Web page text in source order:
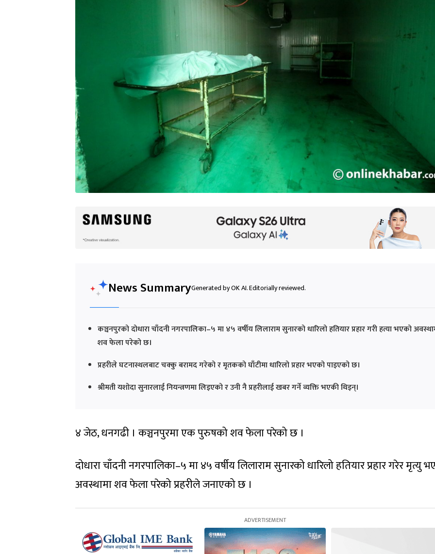
News SummaryGenerated by OK AI. Editorially reviewed.
कञ्चनपुरको दोधारा चाँदनी नगरपालिका–५ मा ४५ वर्षीय लिलाराम सुनारको धारिलो हतियार प्रहार गरी हत्या भएको
शव फेला परेको छ।
प्रहरीले घटनास्थलबाट चक्कु बरामद गरेको र मृतकको घाँटीमा धारिलो प्रहार भएको पाइएको छ।
श्रीमती यशोदा सुनारलाई नियन्त्रणमा लिइएको र उनी नै प्रहरीलाई खबर गर्ने व्यक्ति भएकी थिइन्।
४ जेठ, धनगढी । कञ्चनपुरमा एक पुरुषको शव फेला परेको छ ।
दोधारा चाँदनी नगरपालिका–५ मा ४५ वर्षीय लिलाराम सुनारको धारिलो हतियार प्रहार गरेर मृत्यु
अवस्थामा शव फेला परेको प्रहरीले जनाएको छ ।